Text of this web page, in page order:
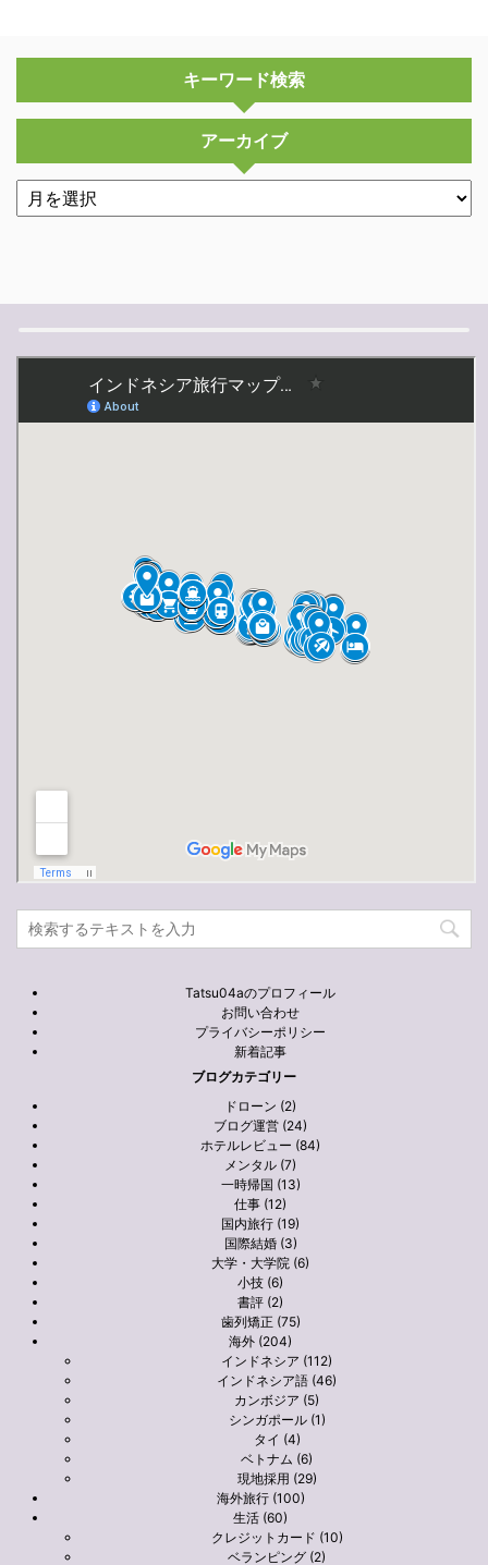
キーワード検索
アーカイブ
Tatsu04aのプロフィール
お問い合わせ
プライバシーポリシー
新着記事
ブログカテゴリー
ドローン (2)
ブログ運営 (24)
ホテルレビュー (84)
メンタル (7)
一時帰国 (13)
仕事 (12)
国内旅行 (19)
国際結婚 (3)
大学・大学院 (6)
小技 (6)
書評 (2)
歯列矯正 (75)
海外 (204)
インドネシア (112)
インドネシア語 (46)
カンボジア (5)
シンガポール (1)
タイ (4)
ベトナム (6)
現地採用 (29)
海外旅行 (100)
生活 (60)
クレジットカード (10)
ベランピング (2)